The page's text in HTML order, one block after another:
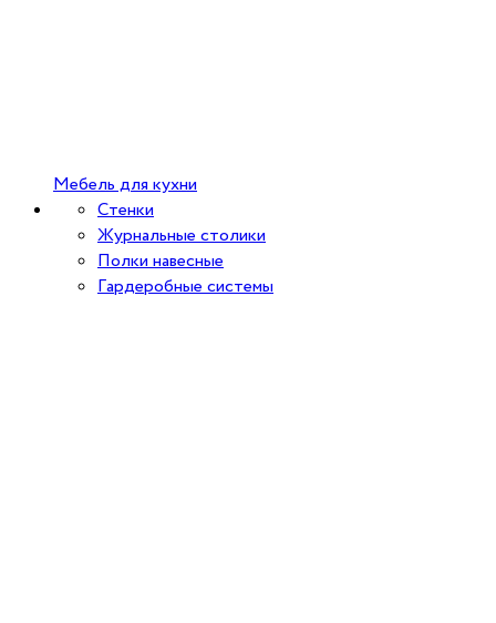
Мебель для кухни
Стенки
Журнальные столики
Полки навесные
Гардеробные системы